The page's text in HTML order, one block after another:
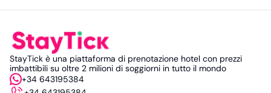
StayTick è una piattaforma di prenotazione hotel con prezzi
imbattibili su oltre 2 milioni di soggiorni in tutto il mondo
+34 643195384